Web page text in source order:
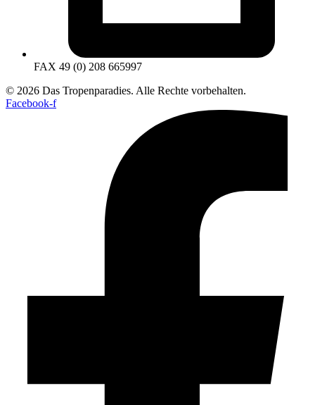
FAX 49 (0) 208 665997
© 2026 Das Tropenparadies. Alle Rechte vorbehalten.
Facebook-f